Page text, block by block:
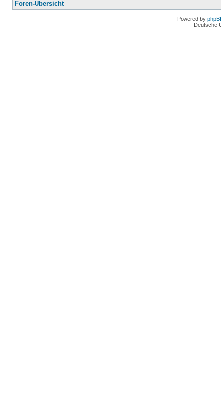
Foren-Übersicht
Powered by
Deutsche